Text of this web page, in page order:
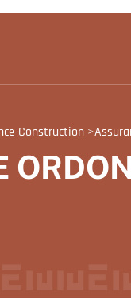
Construction>